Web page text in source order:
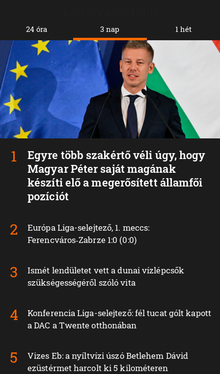
24 óra 3 nap
Egyre több szakértő véli úgy, hogy
Magyar Péter saját magának
készíti elő a megerősített államfői
pozíciót
Európa Liga-selejtező, 1. meccs:
Ferencváros‑Zabrze 1:0 (0:0)
Ismét lendületet vett a dunai vízlépcsők
szükségességéről szóló vita
Konferencia Liga-selejtező: fél tucat gólt kapott
a DAC a Twente otthonában
Vizes Eb: a nyíltvízi úszó Betlehem Dávid
ezüstérmet harcolt ki 5 kilométeren
1 hét